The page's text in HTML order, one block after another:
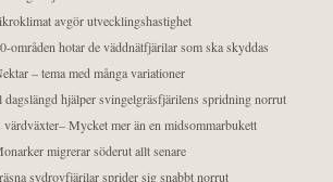
avgör utvecklingshastighet
områden hotar de väddnätfjärilar som ska skyddas
– tema med många variationer
dagslängd hjälper svingelgräsfjärilens spridning norrut
Mycket mer än en midsommarbukett
migrerar söderut allt senare
sydrovfjärilar sprider sig snabbt norrut